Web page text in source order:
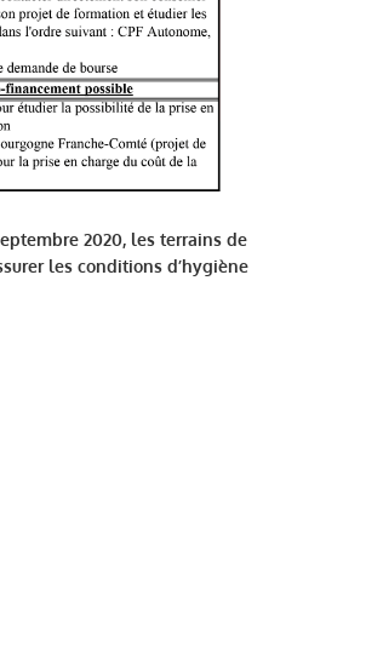
2020, les terrains de
les conditions d’hygiène